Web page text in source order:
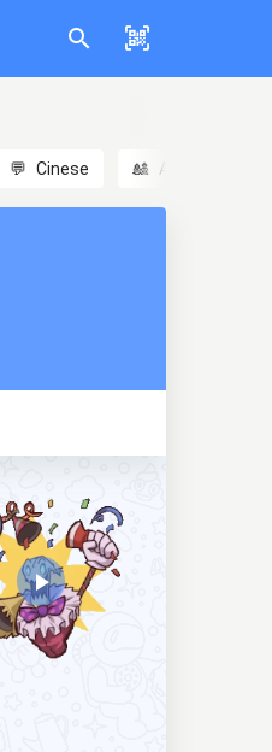
💬 Cinese 🎎 Anime